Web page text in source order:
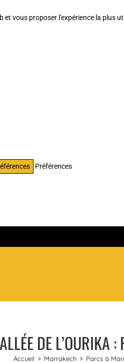
vous proposer l'expérience la plus
Préférences
DE L’OURIKA
Accueil > Marrakech > Parcs à